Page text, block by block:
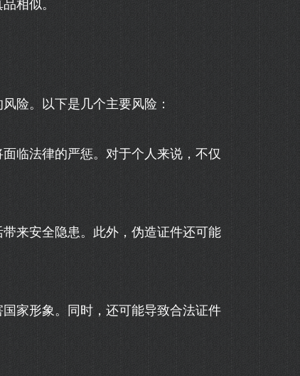
相似。
险。以下是几个主要风险：
临法律的严惩。对于个人来说，不仅
来安全隐患。此外，伪造证件还可能
家形象。同时，还可能导致合法证件